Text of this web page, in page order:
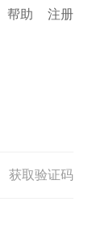
帮助 注册
获取验证码